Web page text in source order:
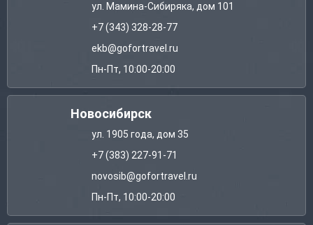
ул. Мамина-Сибиряка, дом 101
+7 (343) 328-28-77
ekb@gofortravel.ru
Пн-Пт, 10:00-20:00
Новосибирск
ул. 1905 года, дом 35
+7 (383) 227-91-71
novosib@gofortravel.ru
Пн-Пт, 10:00-20:00